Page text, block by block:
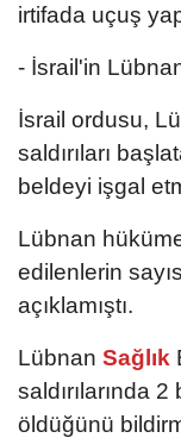
irtifada uçuş
- İsrail'in
İsrail ordusu,
saldırıları
beldeyi işgal
Lübnan
edilenlerin
açıklamıştı.
Lübnan Sağlık
saldırılarında
öldüğünü